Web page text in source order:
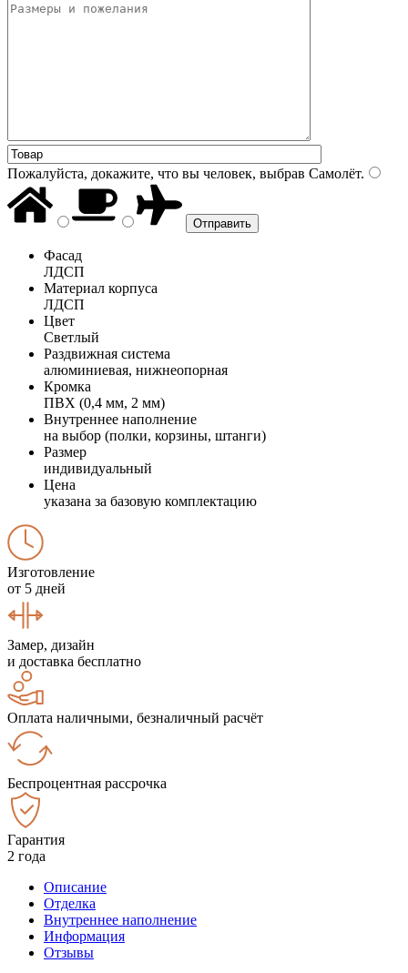
Пожалуйста, докажите, что вы человек, выбрав Самолёт.
Фасад
ЛДСП
Материал корпуса
ЛДСП
Цвет
Светлый
Раздвижная система
алюминиевая, нижнеопорная
Кромка
ПВХ (0,4 мм, 2 мм)
Внутреннее наполнение
на выбор (полки, корзины, штанги)
Размер
индивидуальный
Цена
указана за базовую комплектацию
Изготовление
от 5 дней
Замер, дизайн
и доставка бесплатно
Оплата наличными, безналичный расчёт
Беспроцентная рассрочка
Гарантия
2 года
Описание
Отделка
Внутреннее наполнение
Информация
Отзывы